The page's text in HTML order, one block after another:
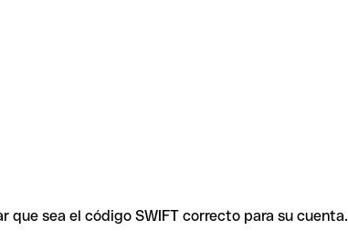
sea el código SWIFT correcto para su cuenta.